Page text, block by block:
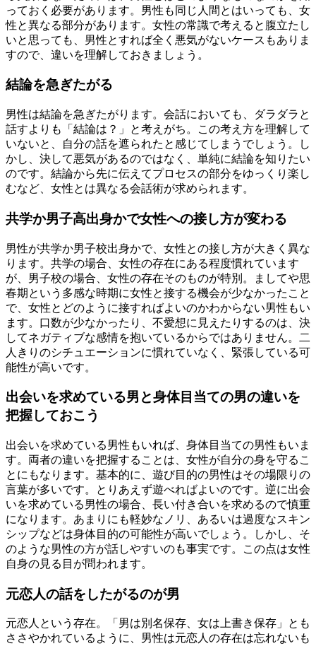
っておく必要があります。男性も同じ人間とはいっても、女
性と異なる部分があります。女性の常識で考えると腹立たし
いと思っても、男性とすれば全く悪気がないケースもありま
すので、違いを理解しておきましょう。
結論を急ぎたがる
男性は結論を急ぎたがります。会話においても、ダラダラと
話すよりも「結論は？」と考えがち。この考え方を理解して
いないと、自分の話を遮られたと感じてしまうでしょう。し
かし、決して悪気があるのではなく、単純に結論を知りたい
のです。結論から先に伝えてプロセスの部分をゆっくり楽し
むなど、女性とは異なる会話術が求められます。
共学か男子高出身かで女性への接し方が変わる
男性が共学か男子校出身かで、女性との接し方が大きく異な
ります。共学の場合、女性の存在にある程度慣れています
が、男子校の場合、女性の存在そのものが特別。ましてや思
春期という多感な時期に女性と接する機会が少なかったこと
で、女性とどのように接すればよいのかわからない男性もい
ます。口数が少なかったり、不愛想に見えたりするのは、決
してネガティブな感情を抱いているからではありません。二
人きりのシチュエーションに慣れていなく、緊張している可
能性が高いです。
出会いを求めている男と身体目当ての男の違いを
把握しておこう
出会いを求めている男性もいれば、身体目当ての男性もいま
す。両者の違いを把握することは、女性が自分の身を守るこ
とにもなります。基本的に、遊び目的の男性はその場限りの
言葉が多いです。とりあえず遊べればよいのです。逆に出会
いを求めている男性の場合、長い付き合いを求めるので慎重
になります。あまりにも軽妙なノリ、あるいは過度なスキン
シップなどは身体目的の可能性が高いでしょう。しかし、そ
のような男性の方が話しやすいのも事実です。この点は女性
自身の見る目が問われます。
元恋人の話をしたがるのが男
元恋人という存在。「男は別名保存、女は上書き保存」とも
ささやかれているように、男性は元恋人の存在は忘れないも